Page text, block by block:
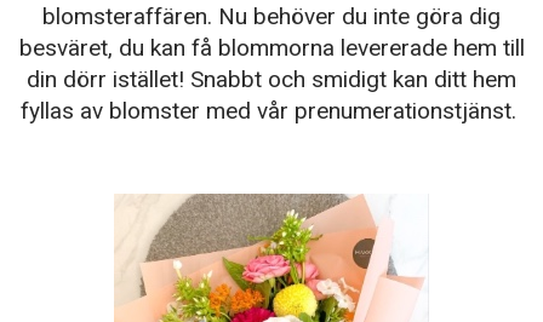
blomsteraffären. Nu behöver du inte göra dig
besväret, du kan få blommorna levererade hem till
din dörr istället! Snabbt och smidigt kan ditt hem
fyllas av blomster med vår prenumerationstjänst.